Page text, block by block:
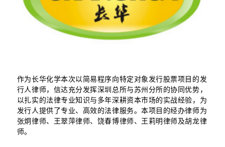
作为长华化学本次以简易程序向特定对象发行股票项目的发
行人律师，信达充分发挥深圳总所与苏州分所的协同优势，
以扎实的法律专业知识与多年深耕资本市场的实战经验，为
发行人提供了专业、高效的法律服务。本项目的经办律师为
张炯律师、王翠萍律师、饶春博律师、王莉明律师及胡龙律
师。